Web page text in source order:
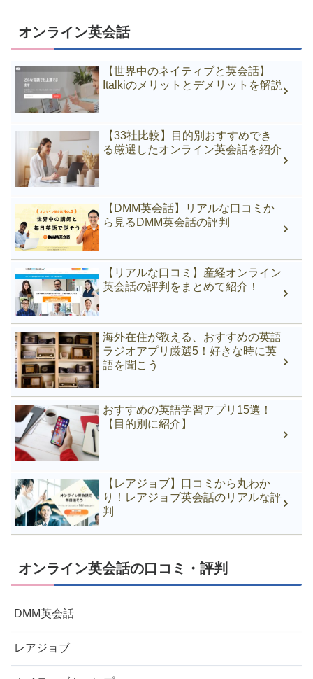
オンライン英会話
【世界中のネイティブと英会話】
Italkiのメリットとデメリットを解説
【33社比較】目的別おすすめでき
る厳選したオンライン英会話を紹介
【DMM英会話】リアルな口コミか
ら見るDMM英会話の評判
【リアルな口コミ】産経オンライン
英会話の評判をまとめて紹介！
海外在住が教える、おすすめの英語
ラジオアプリ厳選5！好きな時に英
語を聞こう
おすすめの英語学習アプリ15選！
【目的別に紹介】
【レアジョブ】口コミから丸わか
り！レアジョブ英会話のリアルな評
判
オンライン英会話の口コミ・評判
DMM英会話
レアジョブ